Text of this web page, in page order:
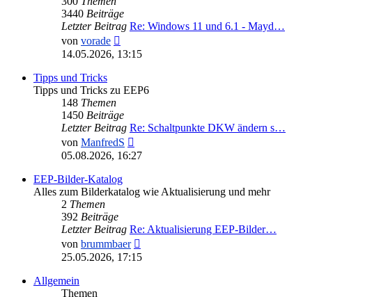
3440 Beiträge
Letzter Beitrag Re: Windows 11 und 6.1 - Mayd…
von vorade
Beitrag
14.05.2026, 13:15
Tipps und Tricks
Tipps und Tricks zu EEP6
148 Themen
1450 Beiträge
Letzter Beitrag Re: Schaltpunkte DKW ändern s…
von ManfredS
Beitrag
05.08.2026, 16:27
EEP-Bilder-Katalog
Alles zum Bilderkatalog wie Aktualisierung und mehr
2 Themen
392 Beiträge
Letzter Beitrag Re: Aktualisierung EEP-Bilder…
von brummbaer
Beitrag
25.05.2026, 17:15
Allgemein
Themen